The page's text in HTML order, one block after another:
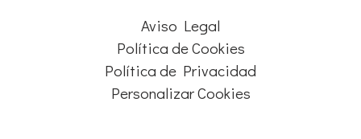
Aviso Legal
Política de Cookies
Política de Privacidad
Personalizar Cookies